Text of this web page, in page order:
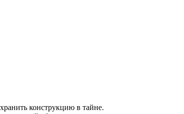
конструкцию в тайне.